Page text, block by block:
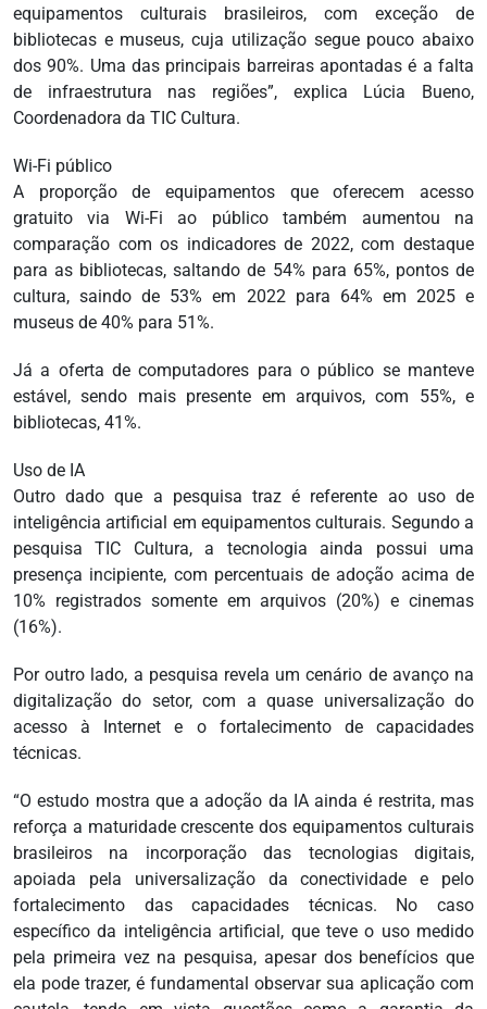
equipamentos culturais brasileiros, com exceção de
bibliotecas e museus, cuja utilização segue pouco abaixo
dos 90%. Uma das principais barreiras apontadas é a falta
de infraestrutura nas regiões”, explica Lúcia Bueno,
Coordenadora da TIC Cultura.
Wi-Fi público
A proporção de equipamentos que oferecem acesso
gratuito via Wi-Fi ao público também aumentou na
comparação com os indicadores de 2022, com destaque
para as bibliotecas, saltando de 54% para 65%, pontos de
cultura, saindo de 53% em 2022 para 64% em 2025 e
museus de 40% para 51%.
Já a oferta de computadores para o público se manteve
estável, sendo mais presente em arquivos, com 55%, e
bibliotecas, 41%.
Uso de IA
Outro dado que a pesquisa traz é referente ao uso de
inteligência artificial em equipamentos culturais. Segundo a
pesquisa TIC Cultura, a tecnologia ainda possui uma
presença incipiente, com percentuais de adoção acima de
10% registrados somente em arquivos (20%) e cinemas
(16%).
Por outro lado, a pesquisa revela um cenário de avanço na
digitalização do setor, com a quase universalização do
acesso à Internet e o fortalecimento de capacidades
técnicas.
“O estudo mostra que a adoção da IA ainda é restrita, mas
reforça a maturidade crescente dos equipamentos culturais
brasileiros na incorporação das tecnologias digitais,
apoiada pela universalização da conectividade e pelo
fortalecimento das capacidades técnicas. No caso
específico da inteligência artificial, que teve o uso medido
pela primeira vez na pesquisa, apesar dos benefícios que
ela pode trazer, é fundamental observar sua aplicação com